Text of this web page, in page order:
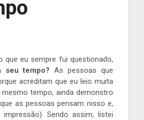
que eu sempre fui questionado,
seu tempo? As pessoas que
acreditam que eu leio muita
tempo, ainda demonstro
as pessoas pensam nisso e,
Sendo assim, listei